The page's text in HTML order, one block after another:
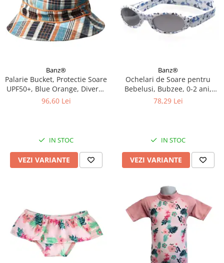
Banz®
Palarie Bucket, Protectie Soare
UPF50+, Blue Orange, Diverse
marimi
96,60 Lei
IN STOC
VEZI VARIANTE
Banz®
Ochelari de Soare pentru
Bebelusi, Bubzee, 0-2 ani,
Diverse culori
78,29 Lei
IN STOC
VEZI VARIANTE